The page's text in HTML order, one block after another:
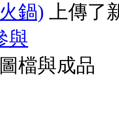
鍋) 上傳了
與
檔與成品